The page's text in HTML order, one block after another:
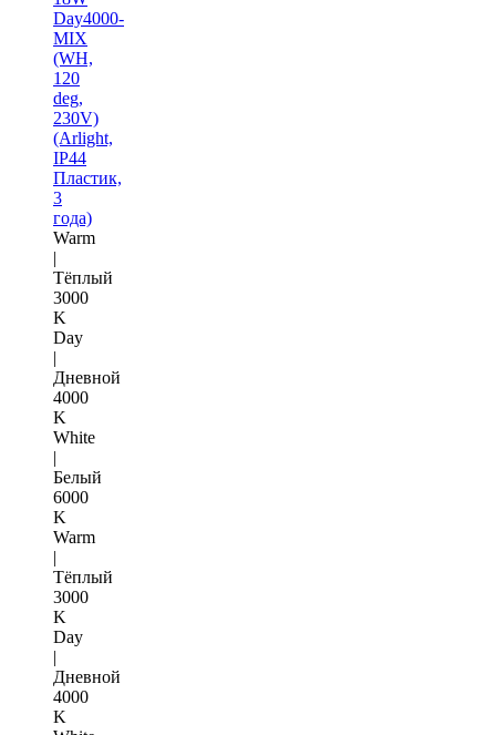
Day4000-
MIX
(WH,
120
deg,
230V)
(Arlight,
IP44
Пластик,
3
года)
Warm
|
Тёплый
3000
K
Day
|
Дневной
4000
K
White
|
Белый
6000
K
Warm
|
Тёплый
3000
K
Day
|
Дневной
4000
K